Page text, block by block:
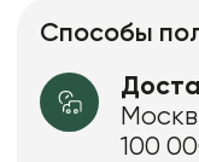
Способы
100